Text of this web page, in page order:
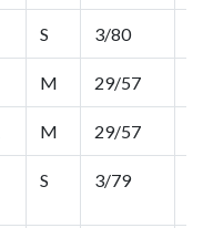
S 3/80
M 29/57
M 29/57
S 3/79